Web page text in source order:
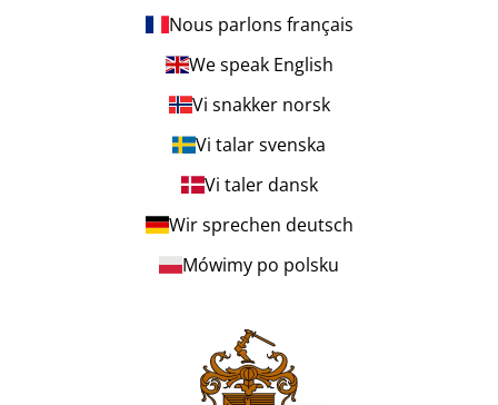
Nous parlons français
We speak English
Vi snakker norsk
Vi talar svenska
Vi taler dansk
Wir sprechen deutsch
Mówimy po polsku